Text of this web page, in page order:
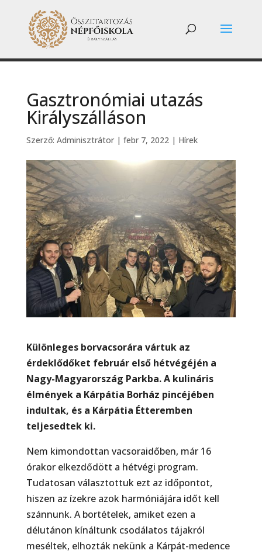
Gasztronómiai utazás
Királyszálláson
Szerző: Adminisztrátor| febr 7, 2022| Hírek
Különleges borvacsorára vártuk az
érdeklődőket február első hétvégéjén a
Nagy-Magyarország Parkba. A kulináris
élmények a Kárpátia Borház pincéjében
indultak, és a Kárpátia Étteremben
teljesedtek ki.
Nem kimondottan vacsoraidőben, már 16
órakor elkezdődött a hétvégi program.
Tudatosan választottuk ezt az időpontot,
hiszen az ízekre azok harmóniájára időt kell
szánnunk. A bortételek, amiket ezen a
délutánon kínáltunk csodálatos tájakról
meséltek, elhozták nekünk a Kárpát-medence